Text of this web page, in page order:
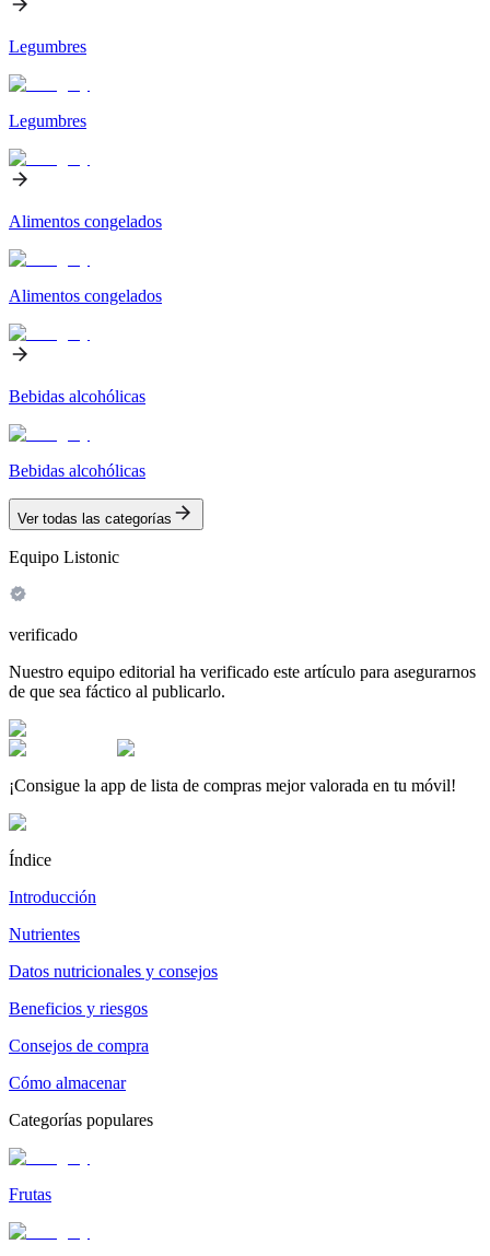
Legumbres
Legumbres
Alimentos congelados
Alimentos congelados
Bebidas alcohólicas
Bebidas alcohólicas
Ver todas las categorías
Equipo Listonic
verificado
Nuestro equipo editorial ha verificado este artículo para asegurarnos
de que sea fáctico al publicarlo.
¡Consigue la app de lista de compras mejor valorada en tu móvil!
Índice
Introducción
Nutrientes
Datos nutricionales y consejos
Beneficios y riesgos
Consejos de compra
Cómo almacenar
Categorías populares
Frutas